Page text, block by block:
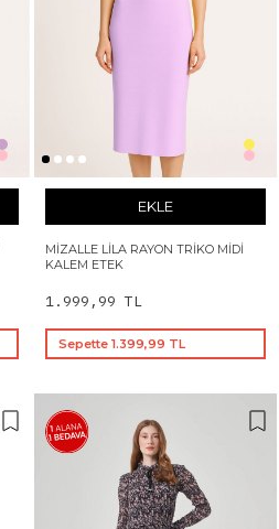
EKLE
MIZALLE LILA RAYON TRIKO MIDI
KALEM ETEK
1.999,99 TL
Sepette 1.399,99 TL